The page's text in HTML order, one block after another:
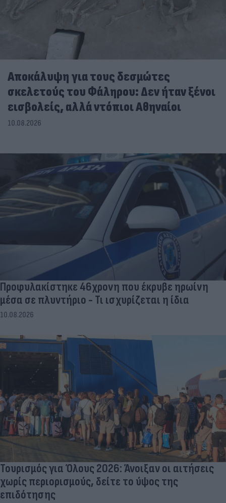
Αποκάλυψη για τους δεσμώτες
σκελετούς του Φάληρου: Δεν ήταν ξένοι
εισβολείς, αλλά ντόπιοι Αθηναίοι
10.08.2026
Προφυλακίστηκε 46χρονη που έκρυβε ηρωίνη
μέσα σε πλυντήριο - Τι ισχυρίζεται η ίδια
10.08.2026
Τουρισμός για Όλους 2026: Άνοιξαν οι αιτήσεις
χωρίς περιορισμούς, δείτε το ύψος της
επιδότησης